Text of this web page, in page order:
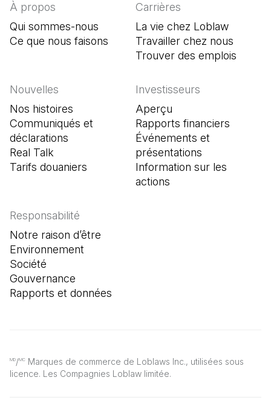
MD/MC Marques de commerce de Loblaws Inc., utilisées sous
licence. Les Compagnies Loblaw limitée.
À propos
Qui sommes-nous
Ce que nous faisons
Carrières
La vie chez Loblaw
Travailler chez nous
Trouver des emplois
Nouvelles
Nos histoires
Communiqués et
déclarations
Real Talk
Tarifs douaniers
Investisseurs
Aperçu
Rapports financiers
Événements et
présentations
Information sur les
actions
Responsabilité
Notre raison d’être
Environnement
Société
Gouvernance
Rapports et données